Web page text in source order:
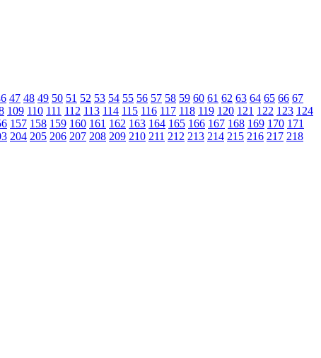
47 48 49 50 51 52 53 54 55 56 57 58 59 60 61 62 63 64 65 66 67
109 110 111 112 113 114 115 116 117 118 119 120 121 122 123 124
157 158 159 160 161 162 163 164 165 166 167 168 169 170 171
204 205 206 207 208 209 210 211 212 213 214 215 216 217 218